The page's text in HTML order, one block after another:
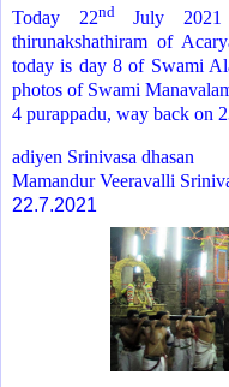
Today 22ndJuly 2021
thirunakshathiram of
today is day 8 of Swami
photos of Swami
4 purappadu, way back on
adiyen Srinivasa dhasan
Mamandur Veeravalli
22.7.2021